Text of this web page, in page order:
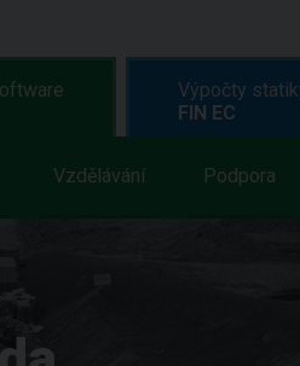
Vzdělávání Podpora
Výpočty
FIN EC